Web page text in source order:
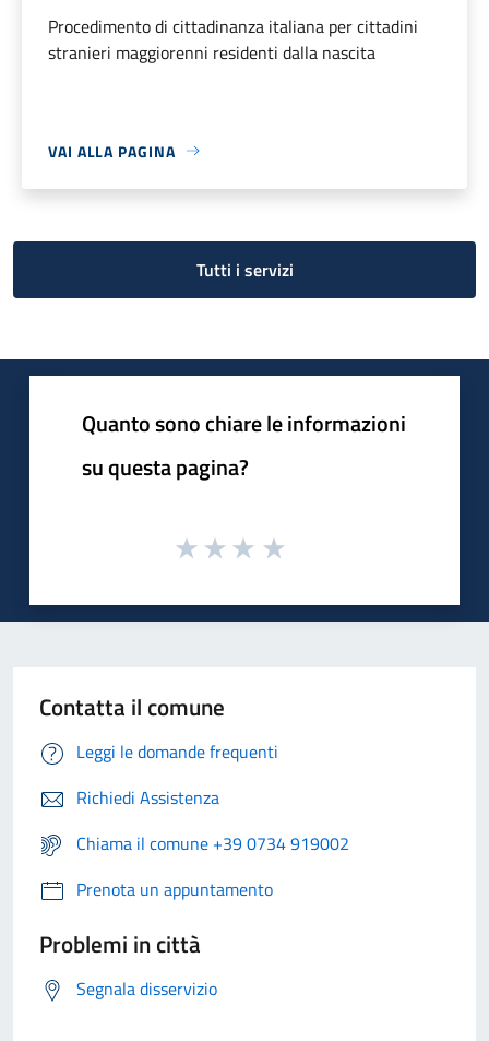
Procedimento di cittadinanza italiana per cittadini
stranieri maggiorenni residenti dalla nascita
VAI ALLA PAGINA
Tutti i servizi
Quanto sono chiare le informazioni
su questa pagina?
Contatta il comune
Leggi le domande frequenti
Richiedi Assistenza
Chiama il comune +39 0734 919002
Prenota un appuntamento
Problemi in città
Segnala disservizio